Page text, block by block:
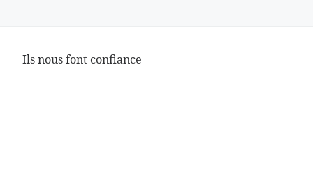
Ils nous font confiance